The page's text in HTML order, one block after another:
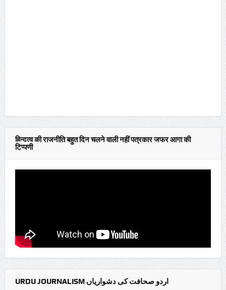
हिन्दुत्व की राजनीति बहुत दिन चलने वाली नहीं पत्रकार जफर आगा की
टिप्पणी
URDU JOURNALISM اردو صحافت کی دشواریاں